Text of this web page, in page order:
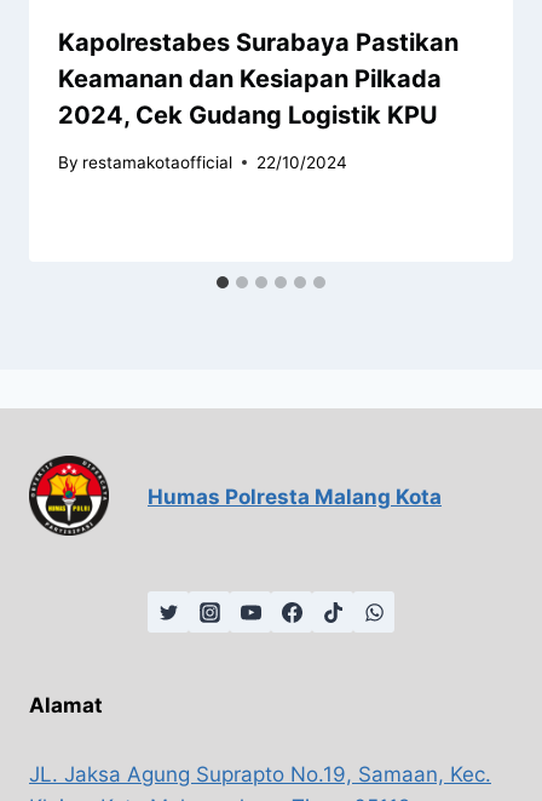
Kapolrestabes Surabaya Pastikan
Keamanan dan Kesiapan Pilkada
2024, Cek Gudang Logistik KPU
By restamakotaofficial 22/10/2024
Humas Polresta Malang Kota
Alamat
JL. Jaksa Agung Suprapto No.19, Samaan, Kec.